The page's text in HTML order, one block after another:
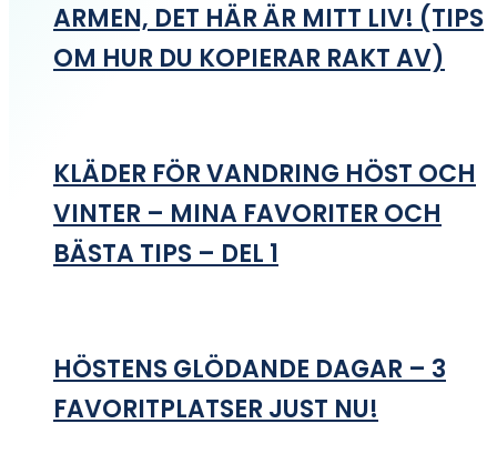
ARMEN, DET HÄR ÄR MITT LIV! (TIPS
OM HUR DU KOPIERAR RAKT AV)
KLÄDER FÖR VANDRING HÖST OCH
VINTER – MINA FAVORITER OCH
BÄSTA TIPS – DEL 1
HÖSTENS GLÖDANDE DAGAR – 3
FAVORITPLATSER JUST NU!